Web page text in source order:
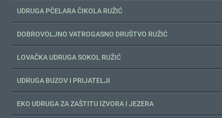
UDRUGA PČELARA ČIKOLA RUŽIĆ
DOBROVOLJNO VATROGASNO DRUŠTVO RUŽIĆ
LOVAČKA UDRUGA SOKOL RUŽIĆ
UDRUGA BUZOV I PRIJATELJI
EKO UDRUGA ZA ZAŠTITU IZVORA I JEZERA